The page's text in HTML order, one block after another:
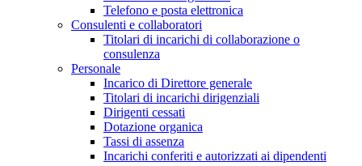
Telefono e posta elettronica
Consulenti e collaboratori
Titolari di incarichi di collaborazione o
consulenza
Personale
Incarico di Direttore generale
Titolari di incarichi dirigenziali
Dirigenti cessati
Dotazione organica
Tassi di assenza
Incarichi conferiti e autorizzati ai dipendenti